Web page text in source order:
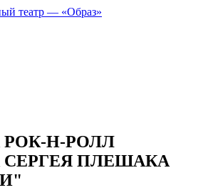
театр — «Образ»
Н-РОЛЛ
ПЛЕШАКА